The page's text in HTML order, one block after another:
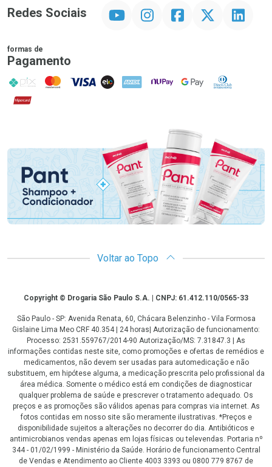
Redes Sociais InstagramFacebookTwitter Linkedin
formas de
Pagamento
PIX MasterCard
VISA ELO AMEX NuPay Google PayDiners Club
Hipercard
Promoção em Destaque
Voltar ao Topo
CopyrightCopyright © Drogaria São Paulo S.A. | CNPJ: 61.412.110/0565-33
São Paulo - SP: Avenida Renata, 60, Chácara Belenzinho - Vila Formosa
Gislaine Lima Meo CRF 40.354 | 24 horas| Autorização de funcionamento:
Processo: 2531.559767/2014-90 Autorização/MS: 7.31847.3 | As
informações contidas neste site, como promoções e ofertas de remédios e
medicamentos, não devem ser usadas para automedicação e não
substituem, em hipótese alguma, a medicação prescrita pelo profissional da
área médica. Somente o médico está em condições de diagnosticar
qualquer problema de saúde e prescrever o tratamento adequado. Os
preços e as promoções são válidos apenas para compras via internet. As
fotos contidas em nosso site são meramente ilustrativas. *Preços e
disponibilidade sujeitos a alterações no decorrer do dia. Antibióticos e
antimicrobianos vendas apenas em lojas físicas ou televendas. Portaria nº
344 - 01/02/1999 - Ministério da Saúde. Horário de funcionamento Central
de Vendas e Atendimento ao Cliente 4003 3393 ou 0800 779 8767 de